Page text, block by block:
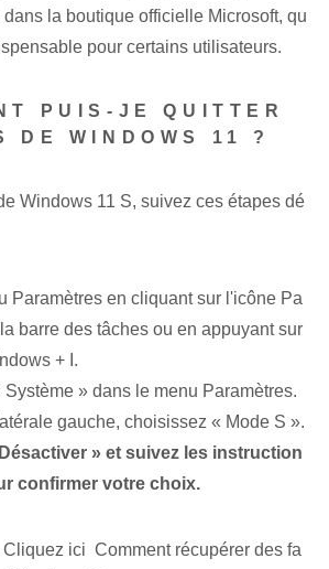
la boutique officielle Microsoft,⁢ qu
pour‌ certains utilisateurs.
PUIS-JE QUITTER
DE WINDOWS 11 ?
Windows 11 S‌, suivez ces étapes dé
Paramètres en cliquant sur l'icône Pa
⁢barre des tâches ‍ou en appuyant sur
⁢+ I.
» dans le menu Paramètres.
gauche, choisissez « Mode S ».
» et suivez les instruction
confirmer votre choix.
ici Comment récupérer des fa